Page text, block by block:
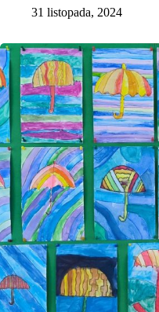
31 listopada, 2024